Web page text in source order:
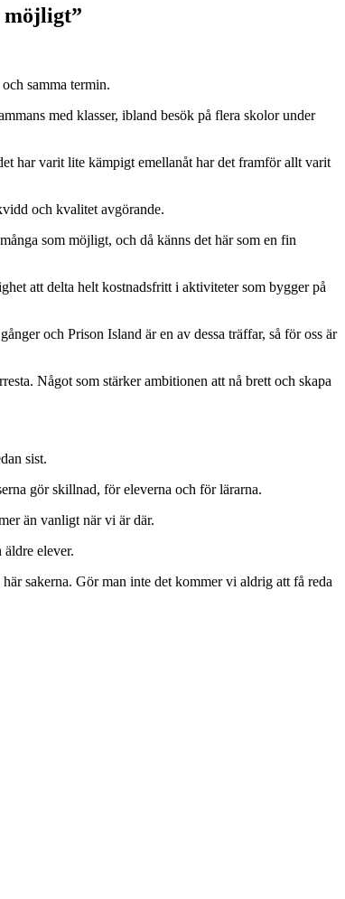
möjligt”
samma termin.
med klasser, ibland besök på flera skolor under
har varit lite kämpigt emellanåt har det framför allt varit
och kvalitet avgörande.
som möjligt, och då känns det här som en fin
att delta helt kostnadsfritt i aktiviteter som bygger på
och Prison Island är en av dessa träffar, så för oss är
Något som stärker ambitionen att nå brett och skapa
sist.
gör skillnad, för eleverna och för lärarna.
än vanligt när vi är där.
elever.
sakerna. Gör man inte det kommer vi aldrig att få reda